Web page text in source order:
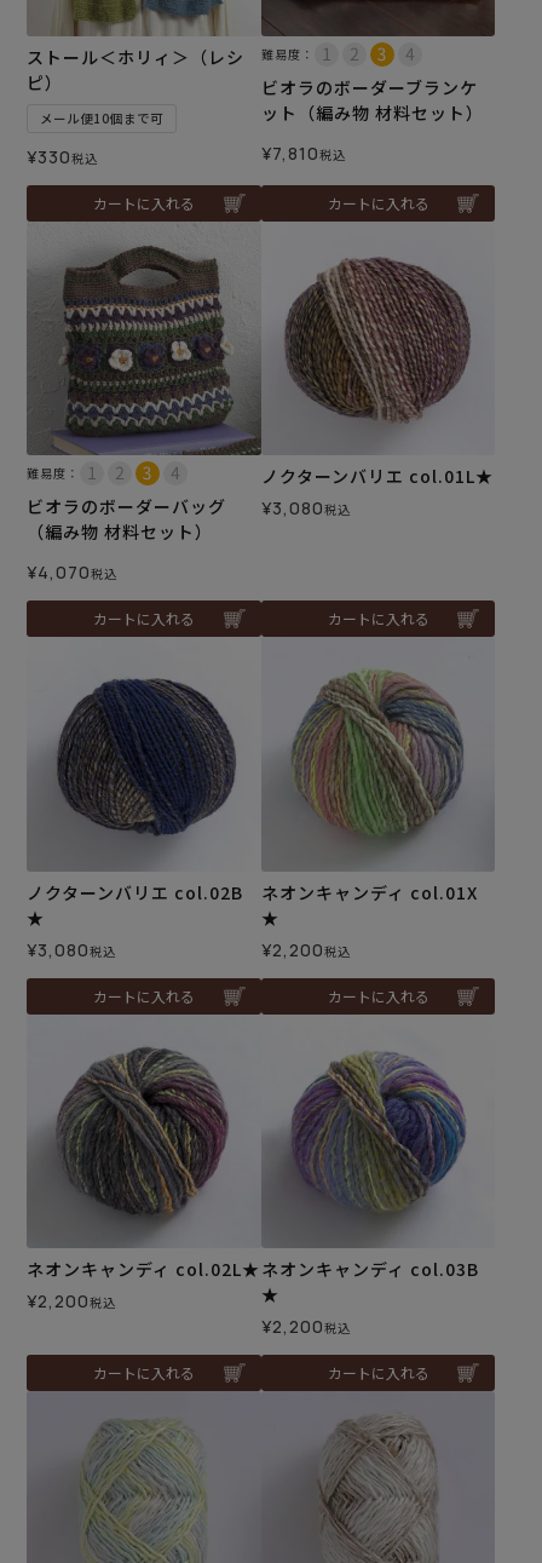
ストール＜ホリィ＞（レシ
ピ）
メール便10個まで可
¥330税込
カートに入れる
難易度：
ビオラのボーダーブランケ
ット（編み物 材料セット）
¥7,810税込
カートに入れる
難易度：
ビオラのボーダーバッグ
（編み物 材料セット）
¥4,070税込
カートに入れる
ノクターンバリエ col.01L★
¥3,080税込
カートに入れる
ノクターンバリエ col.02B
★
¥3,080税込
カートに入れる
ネオンキャンディ col.01X
★
¥2,200税込
カートに入れる
ネオンキャンディ col.02L★
¥2,200税込
カートに入れる
ネオンキャンディ col.03B
★
¥2,200税込
カートに入れる